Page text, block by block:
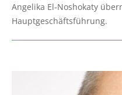
Angelika El-Noshokaty
Hauptgeschäftsführung.